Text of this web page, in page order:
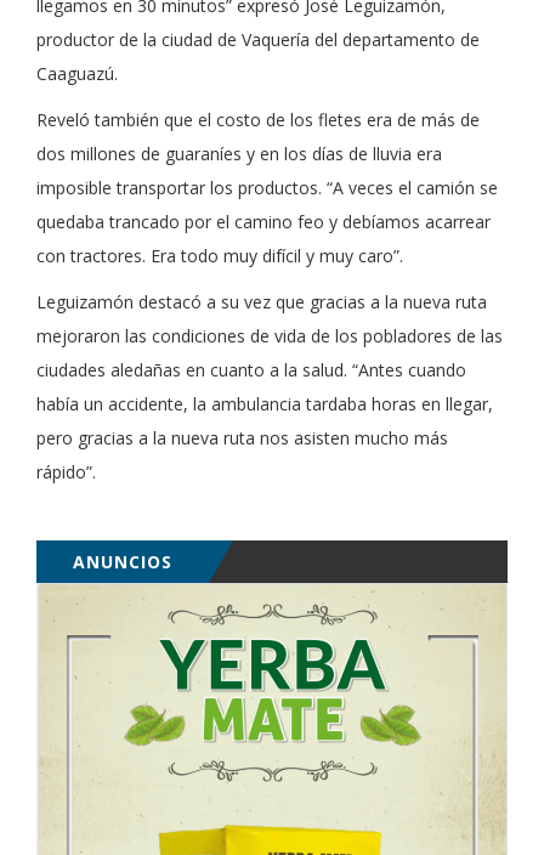
llegamos en 30 minutos” expresó José Leguizamón,
productor de la ciudad de Vaquería del departamento de
Caaguazú.
Reveló también que el costo de los fletes era de más de
dos millones de guaraníes y en los días de lluvia era
imposible transportar los productos. “A veces el camión se
quedaba trancado por el camino feo y debíamos acarrear
con tractores. Era todo muy difícil y muy caro”.
Leguizamón destacó a su vez que gracias a la nueva ruta
mejoraron las condiciones de vida de los pobladores de las
ciudades aledañas en cuanto a la salud. “Antes cuando
había un accidente, la ambulancia tardaba horas en llegar,
pero gracias a la nueva ruta nos asisten mucho más
rápido”.
ANUNCIOS